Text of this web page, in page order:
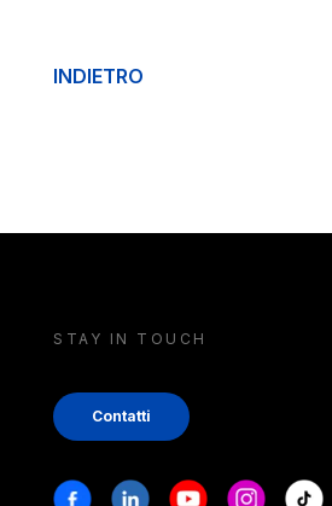
INDIETRO
STAY IN TOUCH
Contatti
Stay in touch
FacebookLinkedinYoutubeInstagram
Tiktok